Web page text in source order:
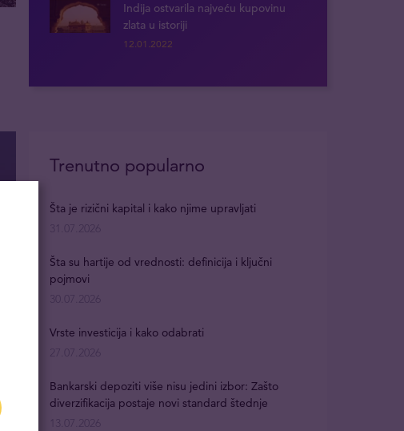
Indija ostvarila najveću kupovinu
zlata u istoriji
12.01.2022
Trenutno popularno
Šta je rizični kapital i kako njime upravljati
31.07.2026
Šta su hartije od vrednosti: definicija i ključni
pojmovi
30.07.2026
Vrste investicija i kako odabrati
27.07.2026
Bankarski depoziti više nisu jedini izbor: Zašto
diverzifikacija postaje novi standard štednje
13.07.2026